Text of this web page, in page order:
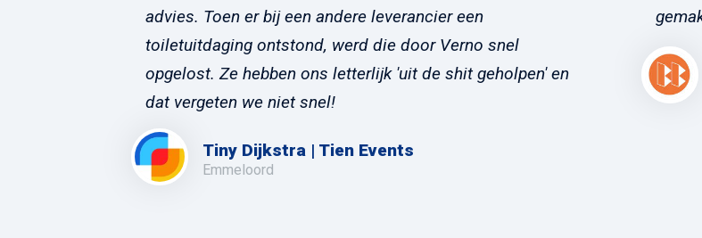
advies. Toen er bij een andere leverancier een
toiletuitdaging ontstond, werd die door Verno snel
opgelost. Ze hebben ons letterlijk 'uit de shit geholpen' en
dat vergeten we niet snel!
Tiny Dijkstra | Tien Events
Emmeloord